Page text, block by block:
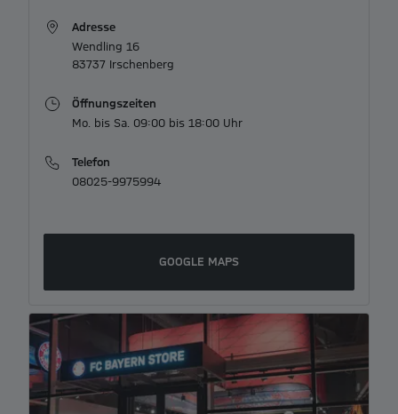
Adresse
Wendling 16
83737 Irschenberg
Öffnungszeiten
Mo. bis Sa. 09:00 bis 18:00 Uhr
Telefon
08025-9975994
GOOGLE MAPS